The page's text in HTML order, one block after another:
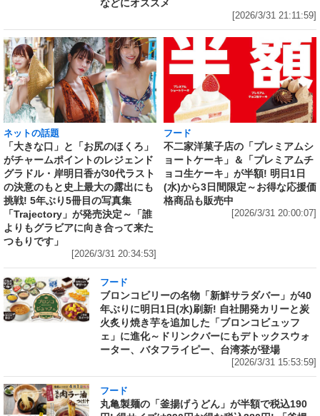
などにオススメ
[2026/3/31 21:11:59]
ネットの話題
「大きな口」と「お尻のほくろ」
がチャームポイントのレジェンド
グラドル・岸明日香が30代ラスト
の決意のもと史上最大の露出にも
挑戦! 5年ぶり5冊目の写真集
「Trajectory」が発売決定～「誰
よりもグラビアに向き合って来た
つもりです」
[2026/3/31 20:34:53]
フード
不二家洋菓子店の「プレミアムシ
ョートケーキ」＆「プレミアムチ
ョコ生ケーキ」が半額! 明日1日
(水)から3日間限定～お得な応援価
格商品も販売中
[2026/3/31 20:00:07]
フード
ブロンコビリーの名物「新鮮サラダバー」が40
年ぶりに明日1日(水)刷新! 自社開発カリーと炭
火炙り焼き芋を追加した「ブロンコビュッフ
ェ」に進化～ドリンクバーにもデトックスウォ
ーター、バタフライピー、台湾茶が登場
[2026/3/31 15:53:59]
フード
丸亀製麺の「釜揚げうどん」が半額で税込190